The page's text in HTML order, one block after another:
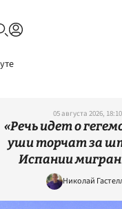
05 августа 2026, 18:10
«Речь идет о
уши торчат за
Испании
Николай